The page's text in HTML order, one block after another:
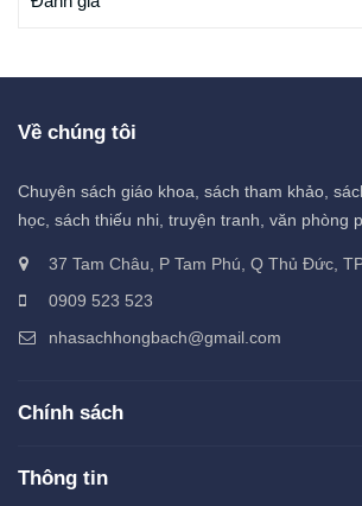
Về chúng tôi
Chuyên sách giáo khoa, sách tham khảo,
học, sách thiếu nhi, truyện tranh, văn phòng
37 Tam Châu, P Tam Phú, Q Thủ Đức,
0909 523 523
nhasachhongbach@gmail.com
Chính sách
Thông tin